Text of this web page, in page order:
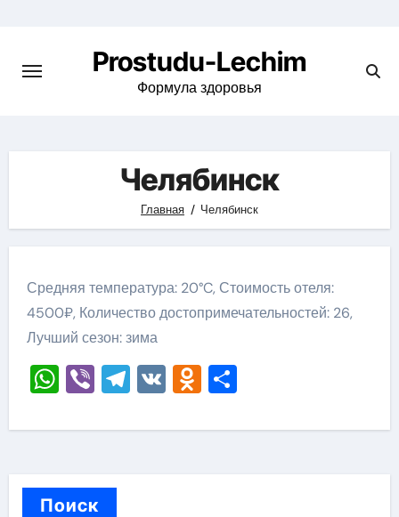
содержимому
Prostudu-Lechim
Формула здоровья
Челябинск
Главная Челябинск
Средняя температура: 20°C, Стоимость отеля:
4500₽, Количество достопримечательностей: 26,
Лучший сезон: зима
WhatsApp
ViberTelegram
VKOdnoklassniki
Отправить
Поиск